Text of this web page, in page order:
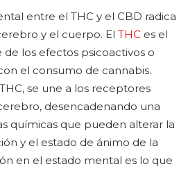
entre el THC y el CBD radica
y el cuerpo. El THC es el
los efectos psicoactivos o
el consumo de cannabis.
se une a los receptores
desencadenando una
químicas que pueden alterar la
y el estado de ánimo de la
en el estado mental es lo que